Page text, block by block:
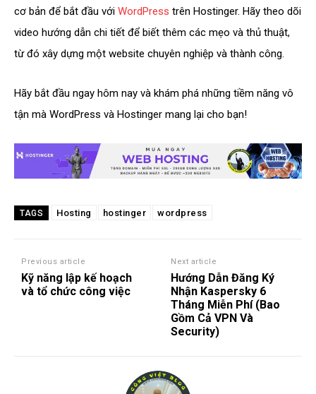
cơ bản để bắt đầu với WordPress trên Hostinger. Hãy theo dõi
video hướng dẫn chi tiết để biết thêm các mẹo và thủ thuật,
từ đó xây dựng một website chuyên nghiệp và thành công.
Hãy bắt đầu ngay hôm nay và khám phá những tiềm năng vô
tận mà WordPress và Hostinger mang lại cho bạn!
TAGS Hosting hostinger wordpress
Previous article
Kỹ năng lập kế hoạch
và tổ chức công việc
Next article
Hướng Dẫn Đăng Ký
Nhận Kaspersky 6
Tháng Miễn Phí (Bao
Gồm Cả VPN Và
Security)